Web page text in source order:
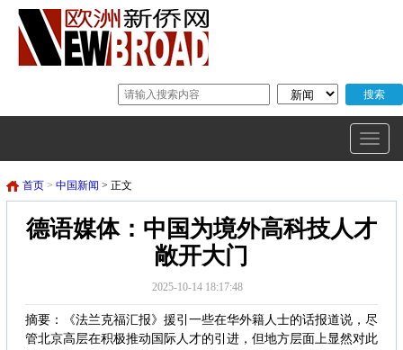
首页 > 中国新闻 > 正文
德语媒体：中国为境外高科技人才
敞开大门
2025-10-14 18:17:48
摘要：《法兰克福汇报》援引一些在华外籍人士的话报道说，尽
管北京高层在积极推动国际人才的引进，但地方层面上显然对此